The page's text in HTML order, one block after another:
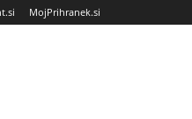
MojPrihranek.si